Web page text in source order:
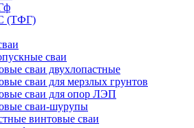
(ТФГ)
сваи
сваи двухлопастные
сваи для мерзлых грунтов
сваи для опор ЛЭП
сваи-шурупы
винтовые сваи